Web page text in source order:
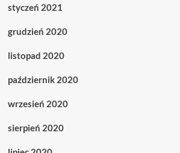
styczeń 2021
grudzień 2020
listopad 2020
październik 2020
wrzesień 2020
sierpień 2020